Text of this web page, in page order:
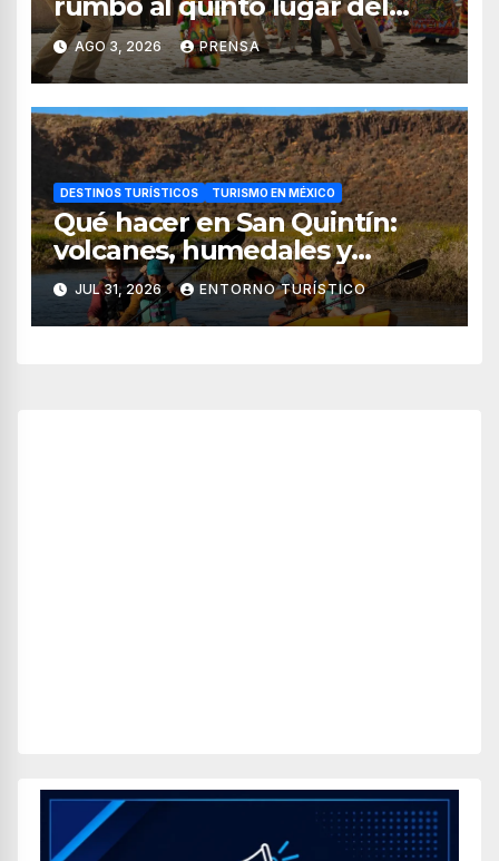
rumbo al quinto lugar del
turismo mundial
AGO 3, 2026 PRENSA
DESTINOS TURÍSTICOS TURISMO EN MÉXICO
Qué hacer en San Quintín:
volcanes, humedales y
sabores del mar
JUL 31, 2026 ENTORNO TURÍSTICO